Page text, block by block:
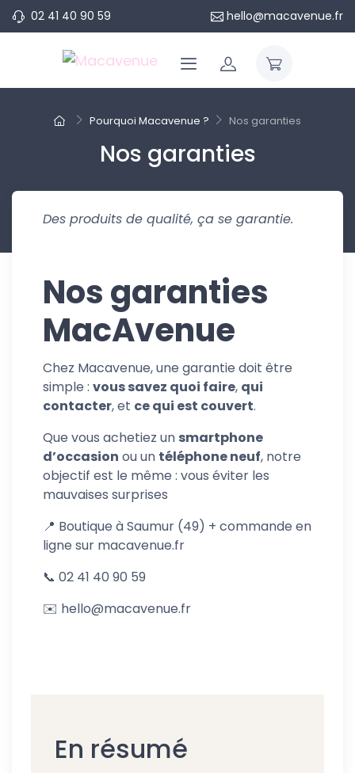
02 41 40 90 59 hello@macavenue.fr
Pourquoi Macavenue ? Nos garanties
Nos garanties
Des produits de qualité, ça se garantie.
Nos garanties
MacAvenue
Chez Macavenue, une garantie doit être
simple : vous savez quoi faire, qui
contacter, et ce qui est couvert.
Que vous achetiez un smartphone
d’occasion ou un téléphone neuf, notre
objectif est le même : vous éviter les
mauvaises surprises
📍 Boutique à Saumur (49) + commande en
ligne sur macavenue.fr
📞 02 41 40 90 59
✉️ hello@macavenue.fr
En résumé